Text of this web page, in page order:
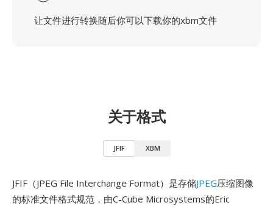
让文件进行转换随后你可以下载你的xbm文件
关于格式
JFIF XBM
JFIF（JPEG File Interchange Format）是存储JPEG压缩图像
的标准文件格式规范，由C-Cube Microsystems的Eric